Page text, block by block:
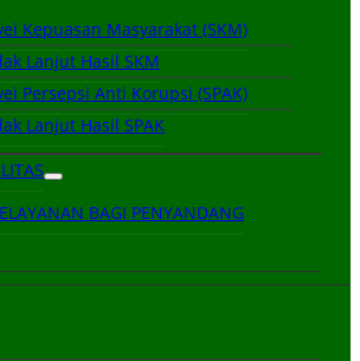
Kepuasan Masyarakat (SKM)
Lanjut Hasil SKM
Persepsi Anti Korupsi (SPAK)
Lanjut Hasil SPAK
BAGI PENYANDANG